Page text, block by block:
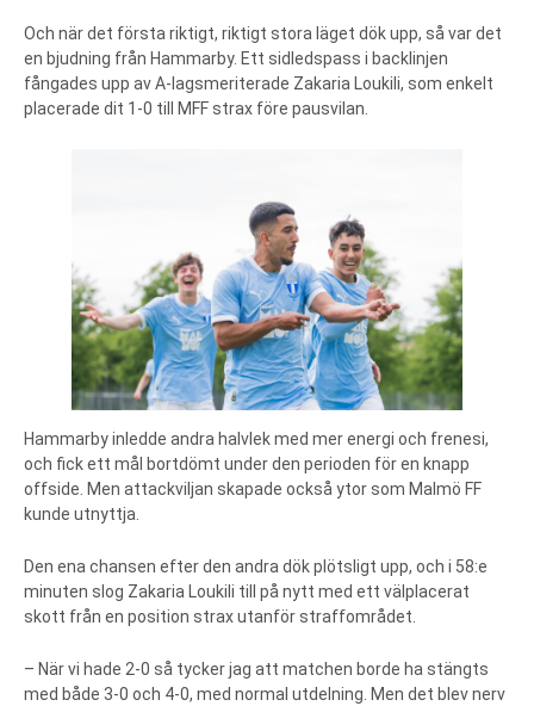
Och när det första riktigt, riktigt stora läget dök upp, så var det
en bjudning från Hammarby. Ett sidledspass i backlinjen
fångades upp av A-lagsmeriterade Zakaria Loukili, som enkelt
placerade dit 1-0 till MFF strax före pausvilan.
Hammarby inledde andra halvlek med mer energi och frenesi,
och fick ett mål bortdömt under den perioden för en knapp
offside. Men attackviljan skapade också ytor som Malmö FF
kunde utnyttja.
Den ena chansen efter den andra dök plötsligt upp, och i 58:e
minuten slog Zakaria Loukili till på nytt med ett välplacerat
skott från en position strax utanför straffområdet.
– När vi hade 2-0 så tycker jag att matchen borde ha stängts
med både 3-0 och 4-0, med normal utdelning. Men det blev nerv